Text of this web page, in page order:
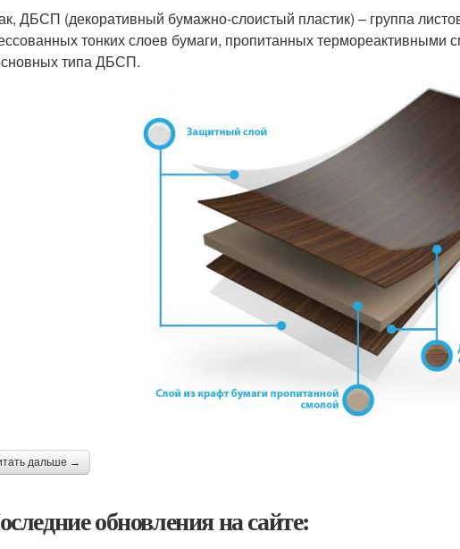
ДБСП (декоративный бумажно-слоистый пластик) – группа
тонких слоев бумаги, пропитанных термореактивными
типа ДБСП.
дальше →
обновления на сайте: